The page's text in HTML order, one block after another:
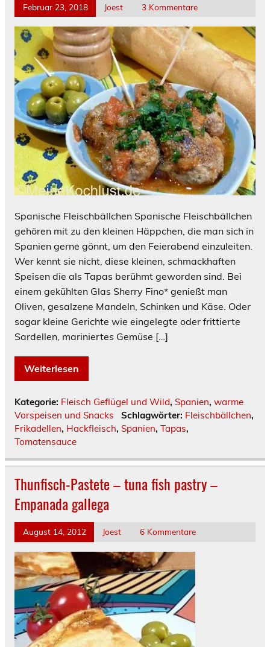
Februar 23, 2018 Joest 3 Kommentare
Spanische Fleischbällchen Spanische Fleischbällchen
gehören mit zu den kleinen Häppchen, die man sich in
Spanien gerne gönnt, um den Feierabend einzuleiten.
Wer kennt sie nicht, diese kleinen, schmackhaften
Speisen die als Tapas berühmt geworden sind. Bei
einem gekühlten Glas Sherry Fino* genießt man
Oliven, gesalzene Mandeln, Schinken und Käse. Oder
sogar kleine Gerichte wie eingelegte oder frittierte
Sardellen, mariniertes Gemüse […]
Weiterlesen
Kategorie: Fleisch Geflügel und Wild, Spanien, warme
Vorspeisen und Snacks
Schlagwörter: Fleischbällchen,
Frikadellen, Hackfleisch, Spanien, Tapas,
Tomatensauce
Thunfisch-Pastete – tuna fish pastry –
Empanada gallega
August 14, 2012 Joest 6 Kommentare